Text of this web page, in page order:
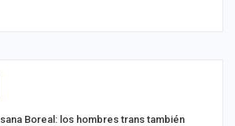
Boreal: los hombres trans también